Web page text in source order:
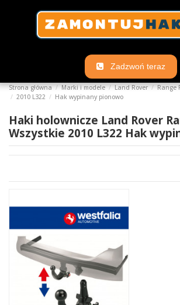
Zadzwoń teraz
Strona główna Marki i modele Land Rover Range
2010 L322
Hak wypinany pionowo
Haki holownicze Land Rover
Wszystkie 2010 L322 Hak